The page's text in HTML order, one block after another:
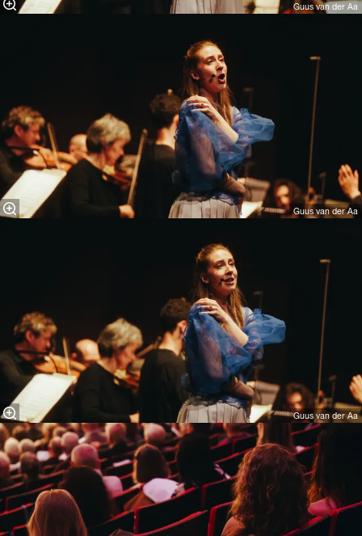
Guus van der Aa
Guus van der Aa
Guus van der Aa